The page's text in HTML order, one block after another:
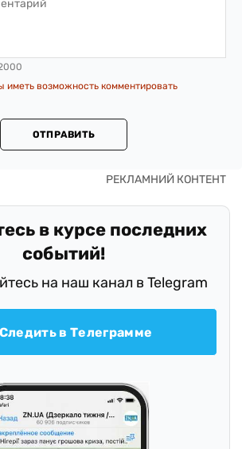
иметь возможность комментировать
ОТПРАВИТЬ
в курсе последних
событий!
на наш канал в Telegram
Следить в Телеграмме